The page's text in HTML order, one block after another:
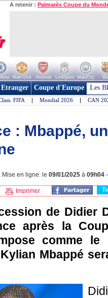
A retenir : Palmarès Coupe du
Man Utd Arsenal Liverpool ManCity
Etranger Coupe d'Europe Les
FIFA | Mondial 2026 | CAN
: Mbappé,
Mise en ligne: le 09/01/2025 à 09h04
Imprimer
de Didier
après la
comme
Mbappé